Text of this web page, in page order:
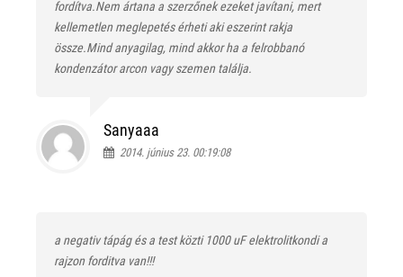
fordítva.Nem ártana a szerzőnek ezeket javítani, mert
kellemetlen meglepetés érheti aki eszerint rakja
össze.Mind anyagilag, mind akkor ha a felrobbanó
kondenzátor arcon vagy szemen találja.
Sanyaaa
2014. június 23. 00:19:08
a negativ tápág és a test közti 1000 uF elektrolitkondi a
rajzon forditva van!!!